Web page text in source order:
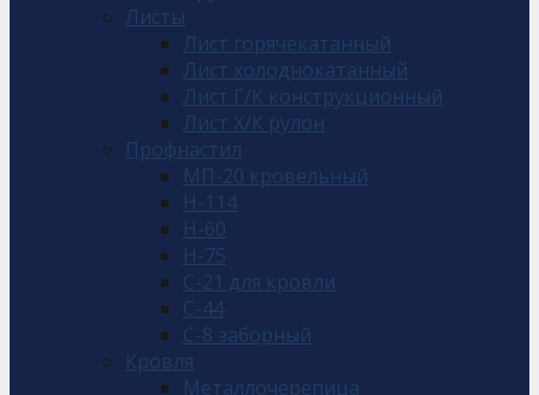
Листы
Лист горячекатанный
Лист холоднокатанный
Лист Г/К конструкционный
Лист Х/К рулон
Профнастил
МП-20 кровельный
Н-114
Н-60
Н-75
С-21 для кровли
С-44
С-8 заборный
Кровля
Металлочерепица